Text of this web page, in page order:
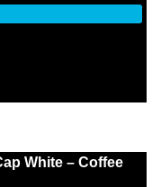
White – Coffee